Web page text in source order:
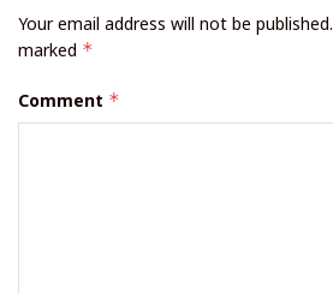
Your email address will not be published.
marked *
Comment *